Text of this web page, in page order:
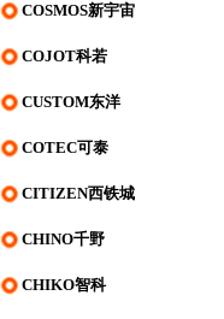
COSMOS新宇宙
COJOT科若
CUSTOM东洋
COTEC可泰
CITIZEN西铁城
CHINO千野
CHIKO智科